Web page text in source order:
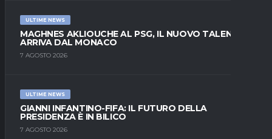
ULTIME NEWS
MAGHNES AKLIOUCHE AL PSG, IL NUOVO TALENTO
ARRIVA DAL MONACO
7 AGOSTO 2026
ULTIME NEWS
GIANNI INFANTINO-FIFA: IL FUTURO DELLA
PRESIDENZA È IN BILICO
7 AGOSTO 2026